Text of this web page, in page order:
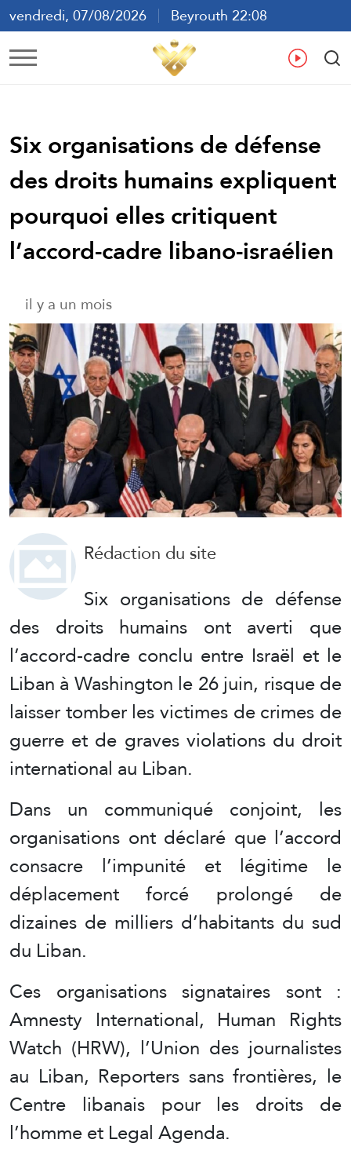
vendredi, 07/08/2026
Beyrouth 22:08
ع
Six organisations de défense
des droits humains expliquent
pourquoi elles critiquent
l’accord-cadre libano-israélien
il y a un mois
Rédaction du site
Six organisations de défense
des droits humains ont averti que
l’accord-cadre conclu entre Israël et le
Liban à Washington le 26 juin, risque de
laisser tomber les victimes de crimes de
guerre et de graves violations du droit
international au Liban.
Dans un communiqué conjoint, les
organisations ont déclaré que l’accord
consacre l’impunité et légitime le
déplacement forcé prolongé de
dizaines de milliers d’habitants du sud
du Liban.
Ces organisations signataires sont :
Amnesty International, Human Rights
Watch (HRW), l’Union des journalistes
au Liban, Reporters sans frontières, le
Centre libanais pour les droits de
l’homme et Legal Agenda.